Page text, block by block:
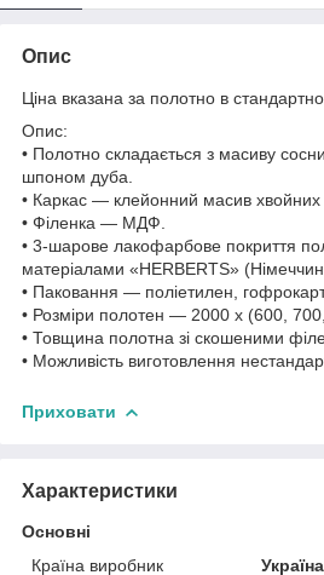
Опис
Ціна вказана за полотно в
Опис:
• Полотно складається з масиву
шпоном дуба.
• Каркас — клейонний масив хвойних
• Філенка — МДФ.
• 3-шарове лакофарбове покриття
матеріалами «HERBERTS»
• Паковання — поліетилен,
• Розміри полотен — 2000 x (600,
• Товщина полотна зі скошеними
• Можливість виготовлення
Приховати
Характеристики
Основні
Країна виробник
Україна